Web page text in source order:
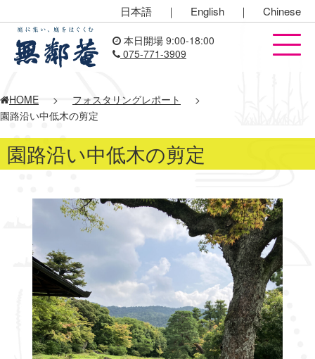
日本語 ｜ English ｜ Chinese
本日開場 9:00-18:00
075-771-3909
HOME > フォスタリングレポート
>
園路沿い中低木の剪定
園路沿い中低木の剪定